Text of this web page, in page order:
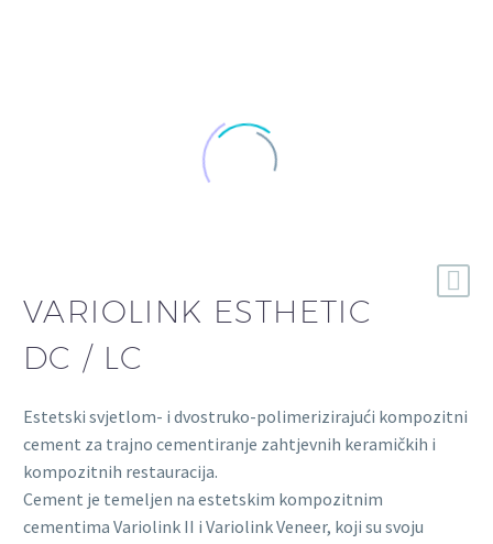
VARIOLINK ESTHETIC
DC / LC
Estetski svjetlom- i dvostruko-polimerizirajući kompozitni
cement za trajno cementiranje zahtjevnih keramičkih i
kompozitnih restauracija.
Cement je temeljen na estetskim kompozitnim
cementima Variolink II i Variolink Veneer, koji su svoju